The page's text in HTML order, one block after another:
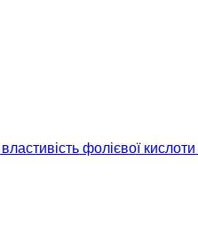
фолієвої кислоти